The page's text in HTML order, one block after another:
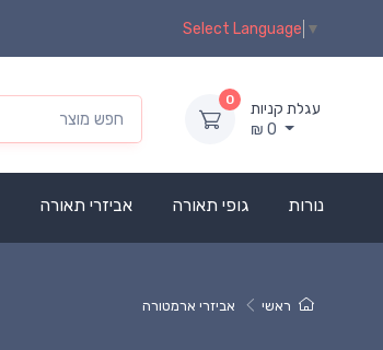
Select Language ▼
0
עגלת קניות
₪ 0
נורות גופי תאורה אביזרי תאורה
ראשי אביזרי ארמטורה